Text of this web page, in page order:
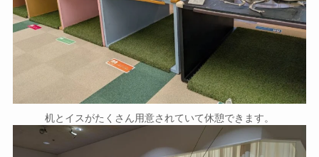
机とイスがたくさん用意されていて休憩できます。